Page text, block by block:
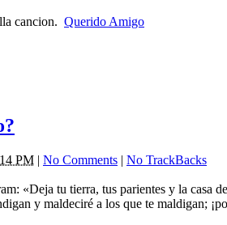
cancion. Querido Amigo
PM | No Comments | No TrackBacks
«Deja tu tierra, tus parientes y la casa
y maldeciré a los que te maldigan;